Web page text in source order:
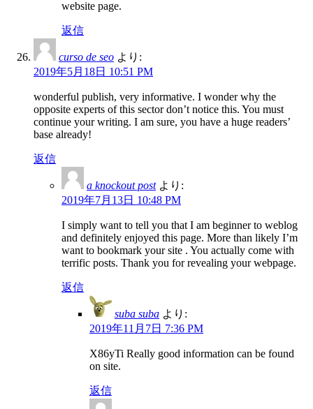
website page.
返信
curso de seo より:
2019年5月18日 10:51 PM
wonderful publish, very informative. I wonder why the
opposite experts of this sector don’t notice this. You must
continue your writing. I am sure, you have a huge readers’
base already!
返信
a knockout post より:
2019年7月13日 10:48 PM
I simply want to tell you that I am beginner to weblog
and definitely enjoyed this page. More than likely I’m
want to bookmark your site . You actually come with
terrific posts. Thank you for revealing your webpage.
返信
suba suba より:
2019年11月7日 7:36 PM
X86yTi Really good information can be found
on site.
返信